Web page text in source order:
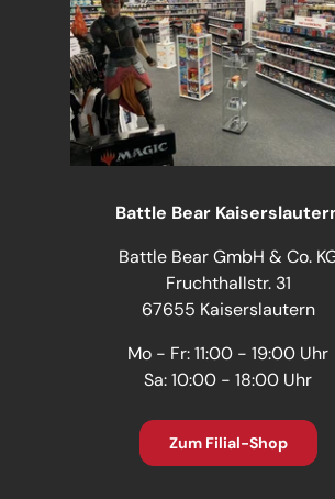
Battle Bear
Battle Bear GmbH & Co.
Fruchthallstr. 31
67655 Kaiserslautern
Mo - Fr: 11:00 - 19:00 Uhr
Sa: 10:00 - 18:00 Uhr
Zum Filial-Shop